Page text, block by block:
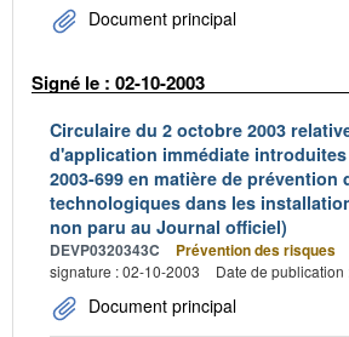
Document principal
Signé le : 02-10-2003
Circulaire du 2 octobre 2003
d'application immédiate
2003-699 en matière de prévention
technologiques dans les
non paru au Journal officiel)
DEVP0320343C Prévention des risques
signature : 02-10-2003
Date de publication
Document principal